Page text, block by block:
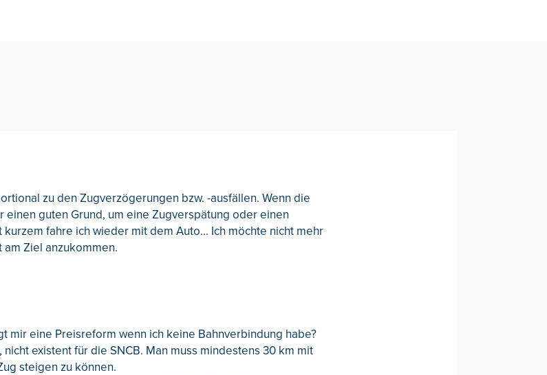
zu den Zugverzögerungen bzw. -ausfällen. Wenn die
einen guten Grund, um eine Zugverspätung oder einen
fahre ich wieder mit dem Auto... Ich möchte nicht mehr
am Ziel anzukommen.
mir eine Preisreform wenn ich keine Bahnverbindung habe?
existent für die SNCB. Man muss mindestens 30 km mit
steigen zu können.